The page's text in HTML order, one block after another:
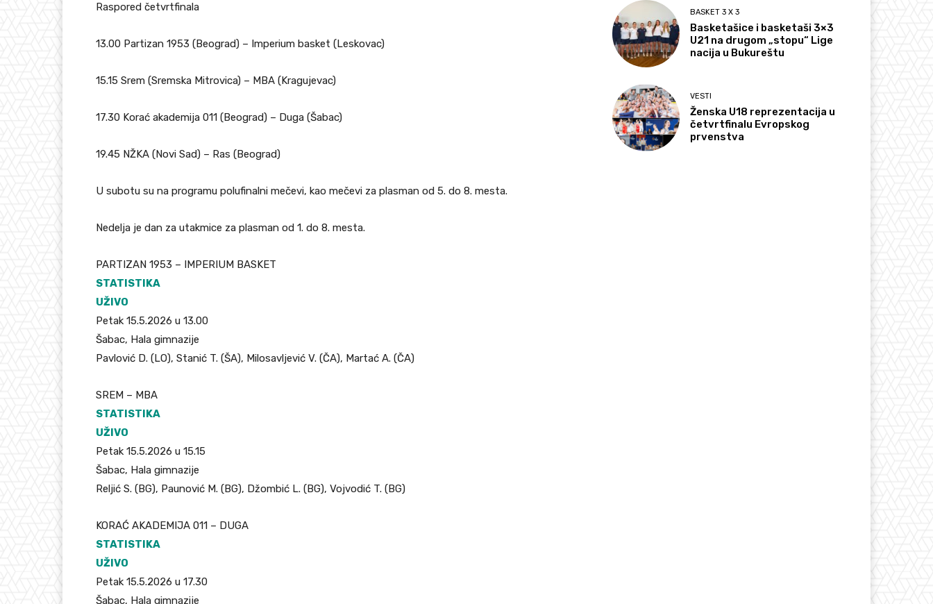
Raspored četvrtfinala
13.00 Partizan 1953 (Beograd) – Imperium basket (Leskovac)
15.15 Srem (Sremska Mitrovica) – MBA (Kragujevac)
17.30 Korać akademija 011 (Beograd) – Duga (Šabac)
19.45 NŽKA (Novi Sad) – Ras (Beograd)
U subotu su na programu polufinalni mečevi, kao mečevi za plasman od 5. do 8. mesta.
Nedelja je dan za utakmice za plasman od 1. do 8. mesta.
PARTIZAN 1953 – IMPERIUM BASKET
STATISTIKA
UŽIVO
Petak 15.5.2026 u 13.00
Šabac, Hala gimnazije
Pavlović D. (LO), Stanić T. (ŠA), Milosavljević V. (ČA), Martać A. (ČA)
SREM – MBA
STATISTIKA
UŽIVO
Petak 15.5.2026 u 15.15
Šabac, Hala gimnazije
Reljić S. (BG), Paunović M. (BG), Džombić L. (BG), Vojvodić T. (BG)
KORAĆ AKADEMIJA 011 – DUGA
STATISTIKA
UŽIVO
Petak 15.5.2026 u 17.30
Šabac, Hala gimnazije
BASKET 3 X 3
Basketašice i basketaši 3×3
U21 na drugom „stopu“ Lige
nacija u Bukureštu
VESTI
Ženska U18 reprezentacija u
četvrtfinalu Evropskog
prvenstva